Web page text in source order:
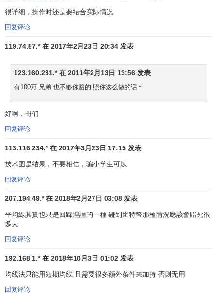
4、在多头市场中，股价跌破10日移动平均线而未跌破
30日移动平均线，且30日移动平均线仍向右上方挺进，说明
日移动平均线以下运行，恐慌性抛盘不断涌出导致股价大幅
下跌，乖离率增大，此时为抢反弹的绝佳时机，应买进股
很详细，操作时还是要结合实际情况
回复评论
119.74.87.* 在 2017年2月23日 20:34 发表
123.160.231.* 在 2011年2月13日 13:56 发表
有100万 兄弟 也不够你赔的 照你这么做的话 ~
好啊，哥们
回复评论
113.116.234.* 在 2017年3月23日 17:15 发表
技术图是结果，不要相信，骗小学生可以
回复评论
207.194.49.* 在 2018年2月27日 03:08 发表
平均線其實也只是回歸理論的一種 碰到比特幣那種情況應該會賠死很
多人
回复评论
192.168.1.* 在 2018年10月3日 01:02 发表
均线法只能用短期均线 且需要很多额外条件来加持 否则无用
回复评论